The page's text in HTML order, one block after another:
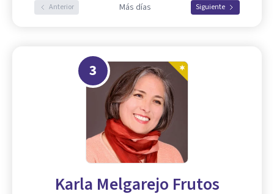
Anterior Más días Siguiente
3
Karla Melgarejo Frutos